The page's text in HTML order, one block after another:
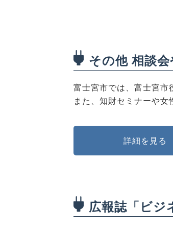
その他 相談
富士宮市では、富士宮市
また、知財セミナーや
詳細を見る
広報誌「ビジ